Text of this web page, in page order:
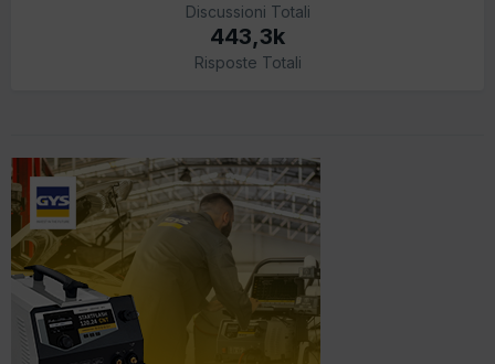
Discussioni Totali
443,3k
Risposte Totali